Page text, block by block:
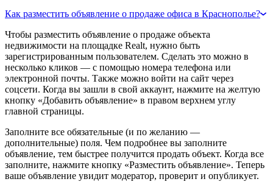
Как разместить объявление о продаже офиса в Краснополье?
Чтобы разместить объявление о продаже объекта
недвижимости на площадке Realt, нужно быть
зарегистрированным пользователем. Сделать это можно в
несколько кликов — с помощью номера телефона или
электронной почты. Также можно войти на сайт через
соцсети. Когда вы зашли в свой аккаунт, нажмите на желтую
кнопку «Добавить объявление» в правом верхнем углу
главной страницы.
Заполните все обязательные (и по желанию —
дополнительные) поля. Чем подробнее вы заполните
объявление, тем быстрее получится продать объект. Когда все
заполните, нажмите кнопку «Разместить объявление». Теперь
ваше объявление увидит модератор, проверит и опубликует.